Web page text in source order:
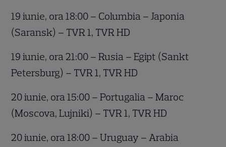
19 iunie, ora 18:00 – Columbia – Japonia
(Saransk) – TVR 1, TVR HD
19 iunie, ora 21:00 – Rusia – Egipt (Sankt
Petersburg) – TVR 1, TVR HD
20 iunie, ora 15:00 – Portugalia – Maroc
(Moscova, Lujniki) – TVR 1, TVR HD
20 iunie, ora 18:00 – Uruguay – Arabia